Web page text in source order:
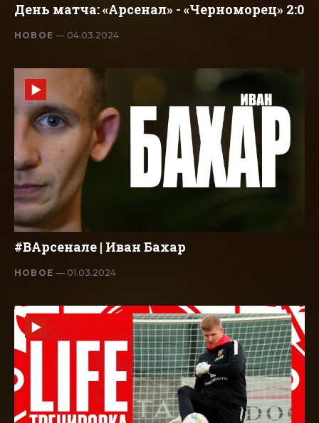
День матча: «Арсенал» - «Черноморец» 2:0
НОВОЕ— 04.03.2024
#ВАрсенале | Иван Бахар
НОВОЕ— 01.03.2024